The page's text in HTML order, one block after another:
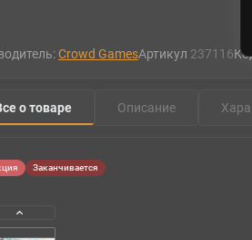
Crowd GamesАртикул 237116
о товаре Описание
Заканчивается